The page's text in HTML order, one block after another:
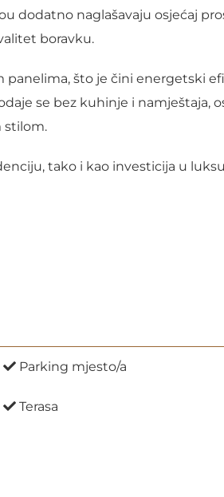
dodatno naglašavaju osjećaj
boravku.
što je čini energetski
se bez kuhinje i namještaja,
stilom.
tako i kao investicija u
Parking mjesto/a
Terasa